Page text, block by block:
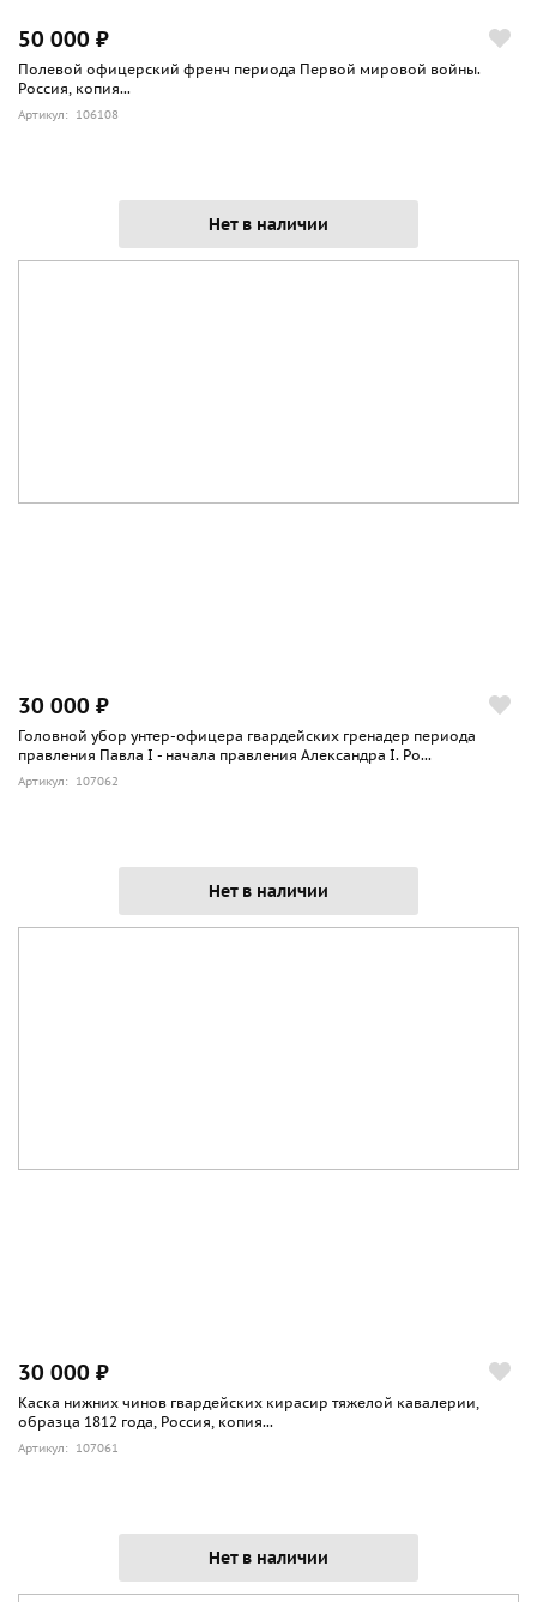
50 000 ₽
Полевой офицерский френч периода Первой мировой войны.
Россия, копия...
Артикул: 106108
Нет в наличии
30 000 ₽
Головной убор унтер-офицера гвардейских гренадер периода
правления Павла I - начала правления Александра I. Ро...
Артикул: 107062
Нет в наличии
30 000 ₽
Каска нижних чинов гвардейских кирасир тяжелой кавалерии,
образца 1812 года, Россия, копия...
Артикул: 107061
Нет в наличии